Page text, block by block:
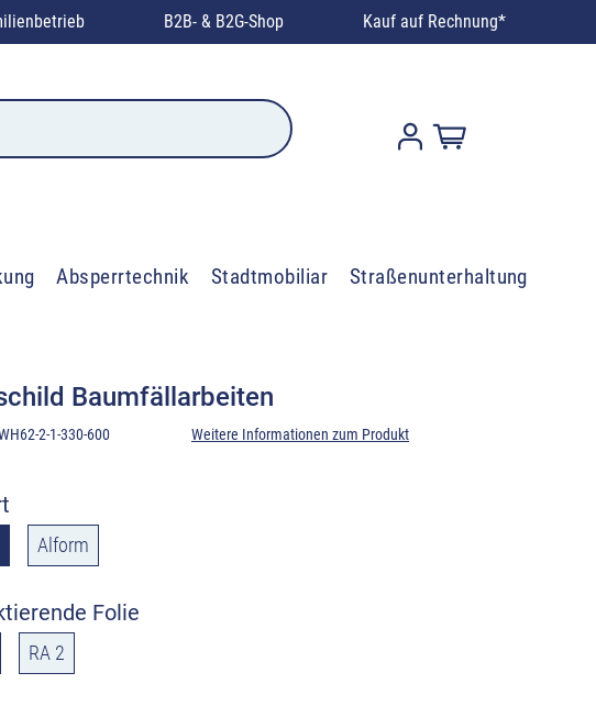
B2B- & B2G-Shop Kauf auf Rechnung*
Absperrtechnik Stadtmobiliar Straßenunterhaltung
Baumfällarbeiten
2-1-330-600 Weitere Informationen zum Produkt
Alform
Folie
RA 2